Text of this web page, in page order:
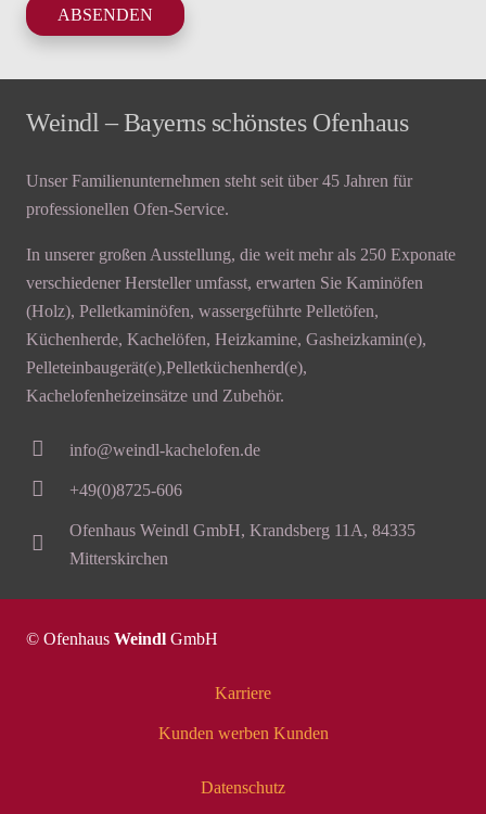
ABSENDEN
Weindl – Bayerns schönstes Ofenhaus
Unser Familienunternehmen steht seit über 45 Jahren für
professionellen Ofen-Service.
In unserer großen Ausstellung, die weit mehr als 250 Exponate
verschiedener Hersteller umfasst, erwarten Sie Kaminöfen
(Holz), Pelletkaminöfen, wassergeführte Pelletöfen,
Küchenherde, Kachelöfen, Heizkamine, Gasheizkamin(e),
Pelleteinbaugerät(e),Pelletküchenherd(e),
Kachelofenheizeinsätze und Zubehör.
info@weindl-kachelofen.de
+49(0)8725-606
Ofenhaus Weindl GmbH, Krandsberg 11A, 84335
Mitterskirchen
© Ofenhaus Weindl GmbH
Karriere
Kunden werben Kunden
Datenschutz